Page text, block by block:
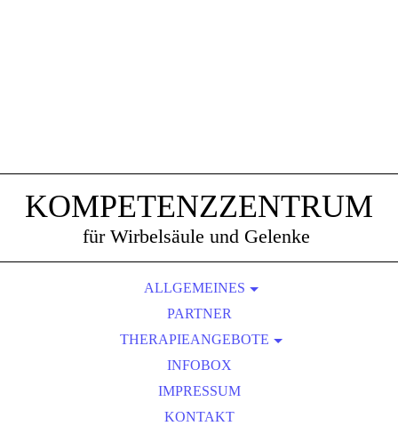
KOMPETENZZENTRUM
für Wirbelsäule und Gelenke
ALLGEMEINES
AKTUELLES
DAS TEAM
ERSTUNTERSUCHUNG
STELLENANGEBOT
UNSERE PHILOSOPHIE
PARTNER
THERAPIEANGEBOTE
AUSLEITUNGSVERFAHREN
BEMER-GEFÄSS-THERAPIE
BLUTEGEL-THERAPIE
INFOBOX
IMPRESSUM
KONTAKT